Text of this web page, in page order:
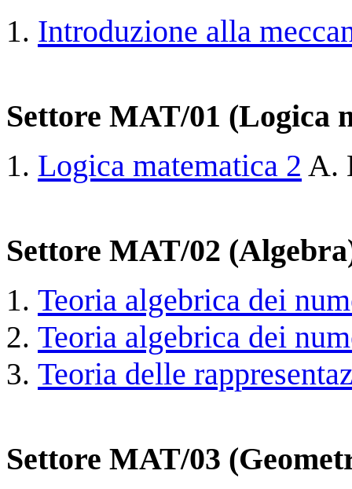
Introduzione alla
Settore MAT/01 (Logica
Logica matematica 2 A.
Settore MAT/02
Teoria algebrica dei
Teoria algebrica dei
Teoria delle
Settore MAT/03